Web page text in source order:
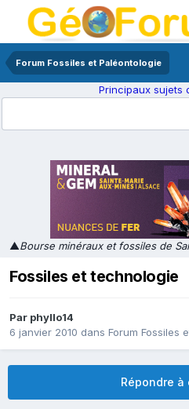
Forum Fossiles et Paléontologie
Principaux sujets
▲Bourse minéraux et fossiles de
Fossiles et technologie
Par phyllo14
6 janvier 2010 dans Forum Fossiles
Répondre à